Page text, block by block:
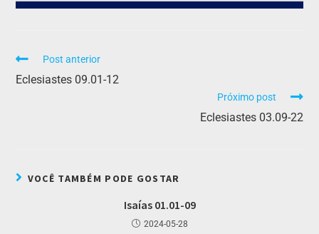
Post anterior
Eclesiastes 09.01-12
Próximo post
Eclesiastes 03.09-22
VOCÊ TAMBÉM PODE GOSTAR
Isaías 01.01-09
2024-05-28